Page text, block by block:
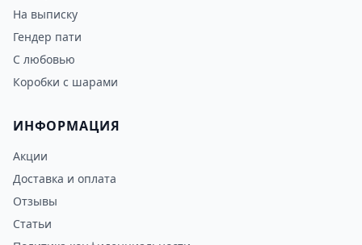
На выписку
Гендер пати
С любовью
Коробки с шарами
ИНФОРМАЦИЯ
Акции
Доставка и оплата
Отзывы
Статьи